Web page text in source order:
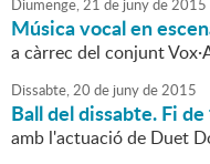
Diumenge,21 de junyde2015
Música vocal en
a càrrec del conjunt
Dissabte,20 de junyde2015
Ball del dissabte. Fi
amb l'actuació de Duet